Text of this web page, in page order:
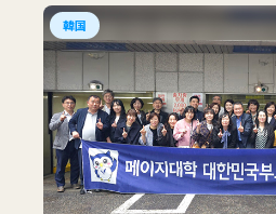
韓国